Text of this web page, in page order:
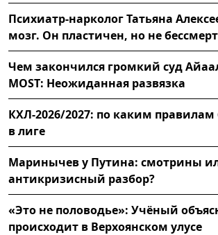
Психиатр-нарколог Татьяна
мозг. Он пластичен, но не
Чем закончился громкий суд
MOST: Неожиданная развязка
КХЛ-2026/2027: по каким правилам
в лиге
Маринычев у Путина: смотрины
антикризисный разбор?
«Это не половодье»: Учёный
происходит в Верхоянском улусе